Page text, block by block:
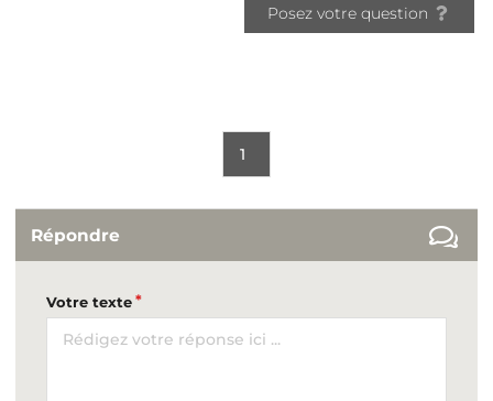
Posez votre question
1
Répondre
Votre texte